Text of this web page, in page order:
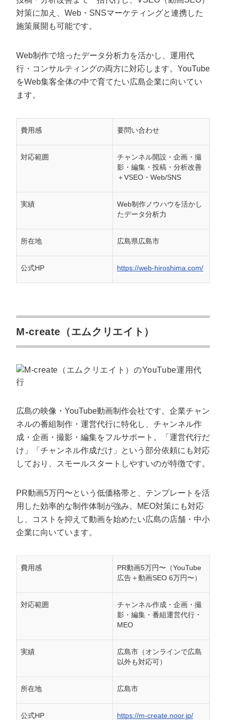
対策に加え、Web・SNSマーケティングと連携した
施策展開も可能です。
Web制作で培ったデータ分析力を活かし、運用代
行・コンサルティングの両方に対応します。YouTube
をWeb集客全体の中で育てたい広島企業に向いてい
ます。
費用感 要問い合わせ
対応範囲
チャンネル開設・企画・撮
影・編集・投稿・分析改善
＋VSEO・Web/SNS
実績
Web制作ノウハウを活かし
たデータ分析力
所在地 広島県広島市
公式HP https://web-hiroshima.com/
M-create（エムクリエイト）
広島の映像・YouTube動画制作会社です。企業チャン
ネルの番組制作・運営代行に特化し、チャンネル作
成・企画・撮影・編集をフルサポート。「運営代行だ
け」「チャンネル作成だけ」という部分依頼にも対応
しており、スモールスタートしやすいのが特徴です。
PR動画5万円〜という低価格帯と、テンプレートを活
用した効率的な制作体制が強み。MEO対策にも対応
し、コストを抑えて動画を始めたい広島の店舗・中小
企業に向いています。
費用感
PR動画5万円〜（YouTube
広告＋動画SEO 6万円〜）
対応範囲
チャンネル作成・企画・撮
影・編集・番組運営代行・
MEO
実績
広島市（オンラインで広島
以外も対応可）
所在地 広島市
公式HP https://m-create.noor.jp/